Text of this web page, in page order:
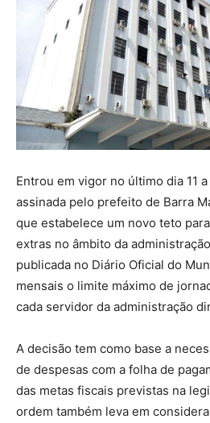
Entrou em vigor no último dia 11
assinada pelo prefeito de Barra
que estabelece um novo teto
extras no âmbito da
publicada no Diário Oficial do
mensais o limite máximo de
cada servidor da administração
A decisão tem como base a
de despesas com a folha de
das metas fiscais previstas na
ordem também leva em